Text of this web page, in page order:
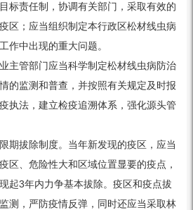
标责任制，协调有关部门，采取有效的
区；应当组织制定本行政区松材线虫病
作中出现的重大问题。
主管部门应当科学制定松材线虫病防治
的监测和普查，并按照有关规定及时报
执法，建立检疫追溯体系，强化源头管
拔除制度。当年新发现的疫区，应当
区、危险性大和区域位置显要的疫点，
起3年内力争基本拔除。疫区和疫点拔
测，严防疫情反弹，同时还应当采取林